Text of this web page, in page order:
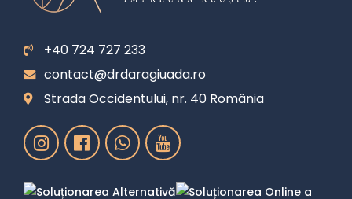
+40 724 727 233
contact@drdaragiuada.ro
Strada Occidentului, nr. 40 România